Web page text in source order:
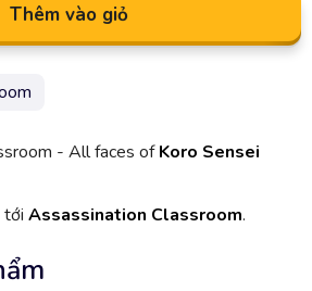
Thêm vào giỏ
- All faces ofKoro Sensei
tới Assassination Classroom.